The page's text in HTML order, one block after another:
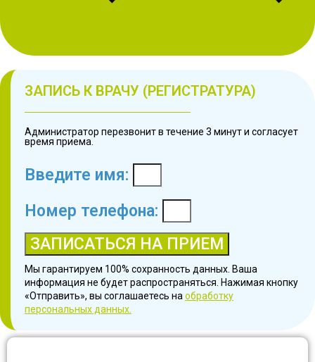
ЗАПИСЬ К ВРАЧУ (РЕГИСТРАТУРА)
Администратор перезвонит в течение 3 минут и согласует
время приема.
Введите имя:
Номер телефона:
ЗАПИСАТЬСЯ НА ПРИЕМ
Мы гарантируем 100% сохранность данных. Ваша
информация не будет распространяться. Нажимая кнопку
«Отправить», вы соглашаетесь на обработку
персональных данных.